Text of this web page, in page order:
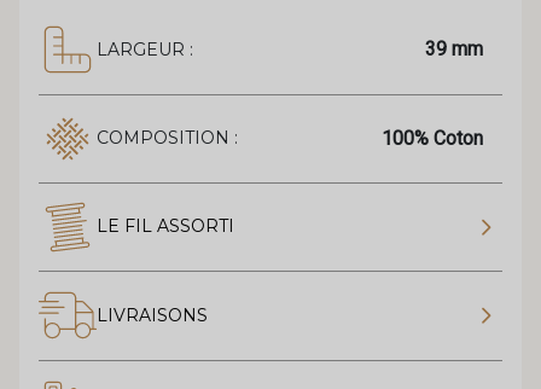
LARGEUR : 39 mm
COMPOSITION : 100% Coton
LE FIL ASSORTI
LIVRAISONS